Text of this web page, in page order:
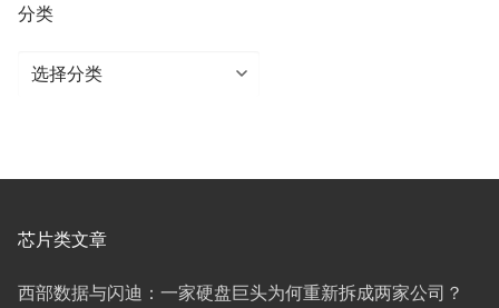
分类
分
芯片类文章
西部数据与闪迪：一家硬盘巨头为何重新拆成两家公司？